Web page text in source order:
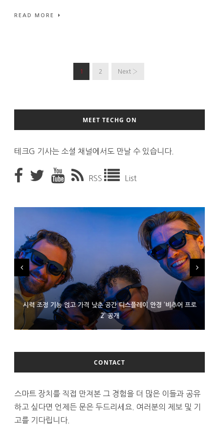
READ MORE
1 2 Next ›
MEET TECHG ON
테크G 기사는 소셜 채널에서도 만날 수 있습니다.
RSS List
시력 조정 기능 얹고 가격 낮춘 공간 디스플레이 안경 ‘비추어 프로
2’ 공개
D램 부족에 10억달러어치 아이폰18 프로세서 패키징 대기 중
300~400달러 반지형 스피커 준비하는 오픈AI
CONTACT
스마트 장치를 직접 만져본 그 경험을 더 많은 이들과 공유
하고 싶다면 언제든 문은 두드리세요. 여러분의 제보 및 기
고를 기다립니다.